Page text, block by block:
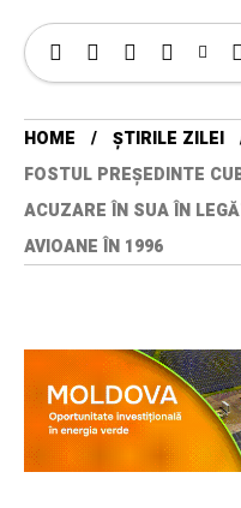
HOME
ȘTIRILE ZILEI
FOSTUL PREȘEDINTE
ACUZARE ÎN SUA ÎN
AVIOANE ÎN 1996